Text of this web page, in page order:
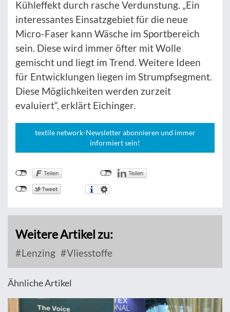
Kühleffekt durch rasche Verdunstung. „Ein
interessantes Einsatzgebiet für die neue
Micro-Faser kann Wäsche im Sportbereich
sein. Diese wird immer öfter mit Wolle
gemischt und liegt im Trend. Weitere Ideen
für Entwicklungen liegen im Strumpfsegment.
Diese Möglichkeiten werden zurzeit
evaluiert“, erklärt Eichinger.
textile network-Newsletter abonnieren und immer
informiert sein!
Weitere Artikel zu:
Lenzing Vliesstoffe
Ähnliche Artikel